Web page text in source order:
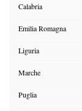
Calabria
Emilia Romagna
Liguria
Marche
Puglia